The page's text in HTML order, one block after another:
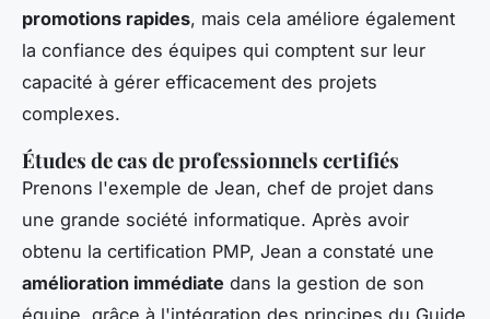
promotions rapides, mais cela améliore également
la confiance des équipes qui comptent sur leur
capacité à gérer efficacement des projets
complexes.
Études de cas de professionnels certifiés
Prenons l'exemple de Jean, chef de projet dans
une grande société informatique. Après avoir
obtenu la certification PMP, Jean a constaté une
amélioration immédiate dans la gestion de son